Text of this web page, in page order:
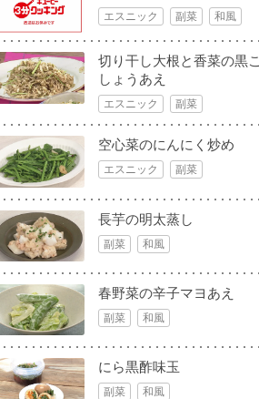
エスニック 副菜 和風
切り干し大根と香菜の黒こ
しょうあえ
エスニック 副菜
空心菜のにんにく炒め
エスニック 副菜
長芋の明太蒸し
副菜 和風
春野菜の辛子マヨあえ
副菜 和風
にら黒酢味玉
副菜 和風